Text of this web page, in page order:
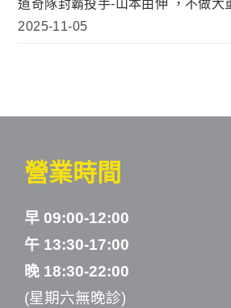
道奇隊封霸投手-山本由伸 ，不做大
2025-11-05
營業時間
早 09:00-12:00
午 13:30-17:00
晚 18:30-22:00
(星期六無晚診)